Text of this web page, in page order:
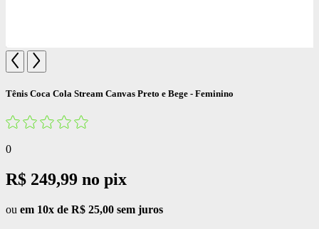
Tênis Coca Cola Stream Canvas Preto e Bege - Feminino
0
R$ 249,99 no pix
ou em 10x de R$ 25,00 sem juros